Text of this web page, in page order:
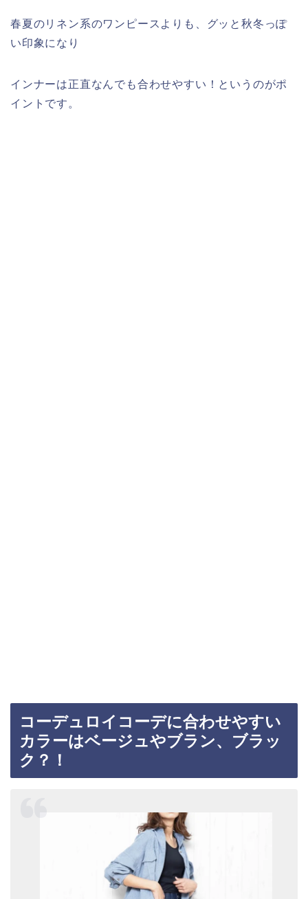
春夏のリネン系のワンピースよりも、グッと秋冬っぽ
い印象になり
インナーは正直なんでも合わせやすい！というのがポ
イントです。
コーデュロイコーデに合わせやすい
カラーはベージュやブラン、ブラッ
ク？！